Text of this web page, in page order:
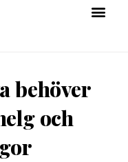
behöver
och